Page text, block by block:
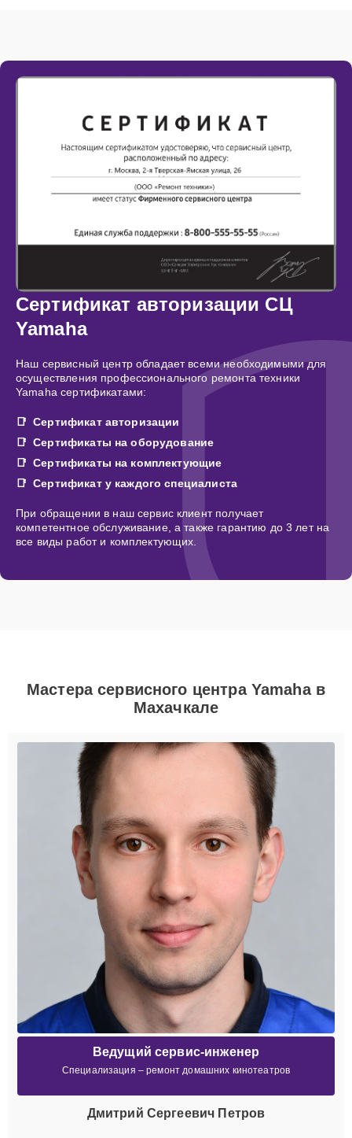
Сертификат авторизации СЦ
Yamaha
Наш сервисный центр обладает всеми необходимыми для
осуществления профессионального ремонта техники
Yamaha сертификатами:
Сертификат авторизации
Сертификаты на оборудование
Сертификаты на комплектующие
Сертификат у каждого специалиста
При обращении в наш сервис клиент получает
компетентное обслуживание, а также гарантию до 3 лет на
все виды работ и комплектующих.
Мастера сервисного центра Yamaha в
Махачкале
Ведущий сервис-инженер
Специализация – ремонт домашних кинотеатров
Дмитрий Сергеевич Петров